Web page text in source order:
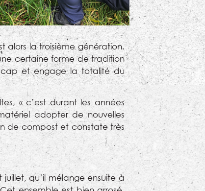
alors la troisième génération.
certaine forme de tradition
cap et engage la totalité du
« c’est durant les années
adopter de nouvelles
de compost et constate très
qu’il mélange ensuite à